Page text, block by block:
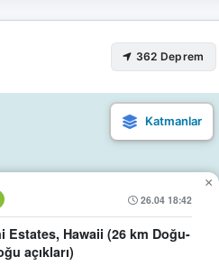
362 Deprem
26.04 18:42
Estates, Hawaii (26 km Doğu-
açıkları)
×